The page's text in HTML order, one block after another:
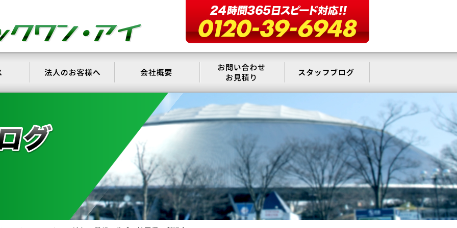
サービス 法人のお客様へ 会社概要 お問い合わせ・お見積もりスタッフブログ